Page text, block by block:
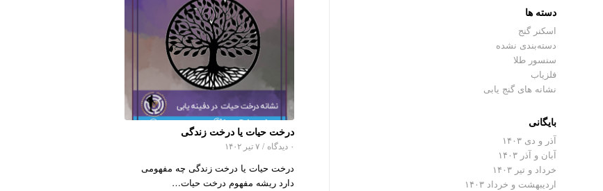
درخت حیات یا درخت زندگی
۰ دیدگاه / ۷ تیر ۱۴۰۲
درخت حیات یا درخت زندگی چه مفهومی
دارد ریشه مفهوم درخت حیات…
دسته ها
اسکنر گنج
دسته‌بندی نشده
سنسور طلا
فلزیاب
نشانه های گنج یابی
بایگانی
آذر و دی ۱۴۰۳
آبان و آذر ۱۴۰۳
خرداد و تیر ۱۴۰۳
اردیبهشت و خرداد ۱۴۰۳